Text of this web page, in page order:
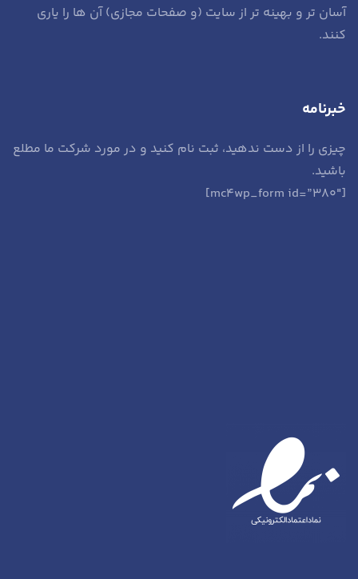
آسان تر و بهینه تر از سایت (و صفحات مجازی) آن ها را یاری
کنند.
خبرنامه
چیزی را از دست ندهید، ثبت نام کنید و در مورد شرکت ما مطلع
باشید.
[mc4wp_form id=”380″]